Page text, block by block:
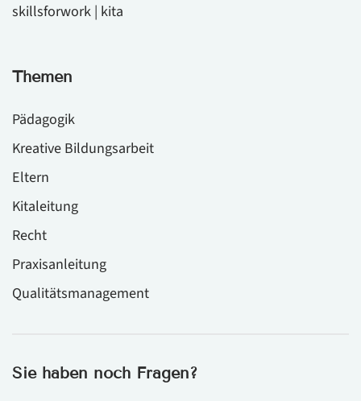
skillsforwork | kita
Themen
Pädagogik
Kreative Bildungsarbeit
Eltern
Kitaleitung
Recht
Praxisanleitung
Qualitätsmanagement
Sie haben noch Fragen?